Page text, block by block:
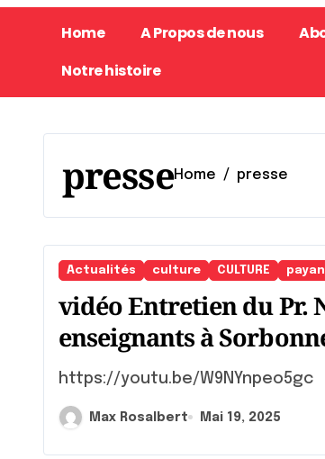
Home A Propos de nous
Notre histoire
presseHome presse
Actualités culture CULTURE
vidéo Entretien du Pr.
enseignants à
https://youtu.be/W9NYnpeo5gc
Max Rosalbert Mai 19, 2025